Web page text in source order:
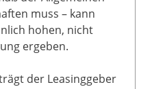
muss – kann
hohen, nicht
ergeben.
der Leasinggeber